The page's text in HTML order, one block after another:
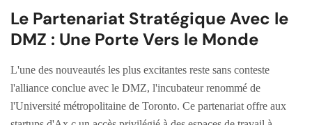
Le Partenariat Stratégique Avec le
DMZ : Une Porte Vers le Monde
L'une des nouveautés les plus excitantes reste sans conteste
l'alliance conclue avec le DMZ, l'incubateur renommé de
l'Université métropolitaine de Toronto. Ce partenariat offre aux